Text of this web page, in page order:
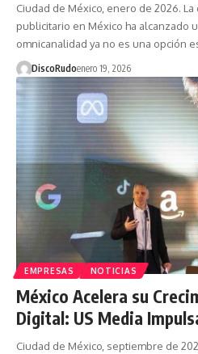
Ciudad de México, enero de 2026.
publicitario en México ha alcanzado
omnicanalidad ya no es una opción
DiscoRudoenero 19, 2026
EMPRESAS NOTICIAS
México Acelera su
Digital: US Media
Ciudad de México, septiembre de